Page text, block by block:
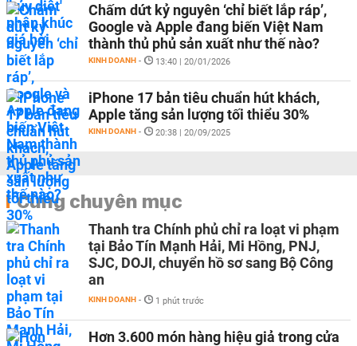
Chấm dứt kỷ nguyên ‘chỉ biết lắp ráp’,
Google và Apple đang biến Việt Nam
thành thủ phủ sản xuất như thế nào?
KINH DOANH - 13:40 | 20/01/2026
iPhone 17 bản tiêu chuẩn hút khách,
Apple tăng sản lượng tối thiểu 30%
KINH DOANH - 20:38 | 20/09/2025
Cùng chuyên mục
Thanh tra Chính phủ chỉ ra loạt vi phạm
tại Bảo Tín Mạnh Hải, Mi Hồng, PNJ,
SJC, DOJI, chuyển hồ sơ sang Bộ Công
an
KINH DOANH - 1 phút trước
Hơn 3.600 món hàng hiệu giả trong cửa